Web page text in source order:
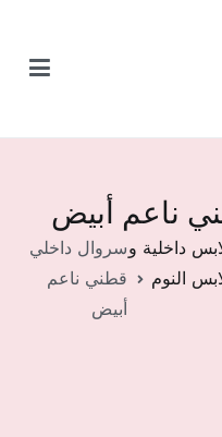
ناعم أبيض
داخلية و
النوم
سروال داخلي
قطني ناعم
أبيض